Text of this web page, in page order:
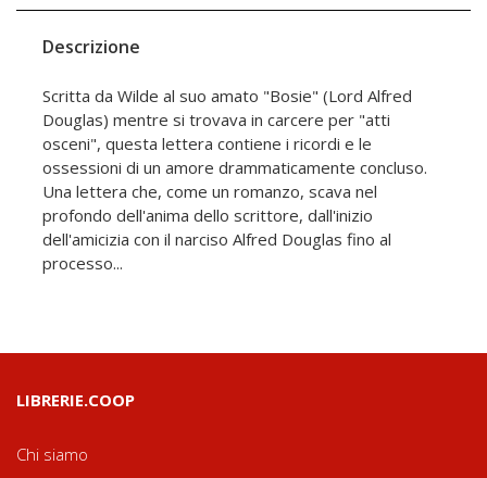
Descrizione
Scritta da Wilde al suo amato "Bosie" (Lord Alfred
Douglas) mentre si trovava in carcere per "atti
osceni", questa lettera contiene i ricordi e le
ossessioni di un amore drammaticamente concluso.
Una lettera che, come un romanzo, scava nel
profondo dell'anima dello scrittore, dall'inizio
dell'amicizia con il narciso Alfred Douglas fino al
processo...
LIBRERIE.COOP
Chi siamo